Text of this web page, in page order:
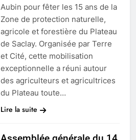
Aubin pour fêter les 15 ans de la
Zone de protection naturelle,
agricole et forestière du Plateau
de Saclay. Organisée par Terre
et Cité, cette mobilisation
exceptionnelle a réuni autour
des agriculteurs et agricultrices
du Plateau toute…
Lire la suite